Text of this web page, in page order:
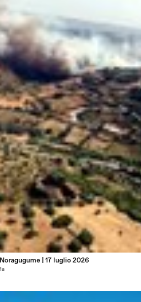
| 17 luglio 2026